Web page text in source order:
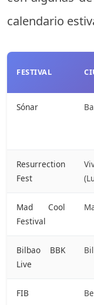
calendario
FESTIVAL
Sónar
Resurrection
Fest
Mad Cool
Festival
Bilbao BBK
Live
FIB